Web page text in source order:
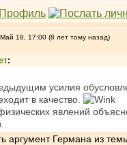
18, 17:00 (8 лет тому назад)
:
усилия
в качество.
явлений
аргумент Германа из